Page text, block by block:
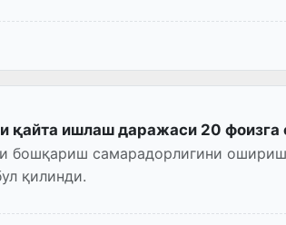
қайта ишлаш даражаси 20 фоизга
бошқариш самарадорлигини
қилинди.